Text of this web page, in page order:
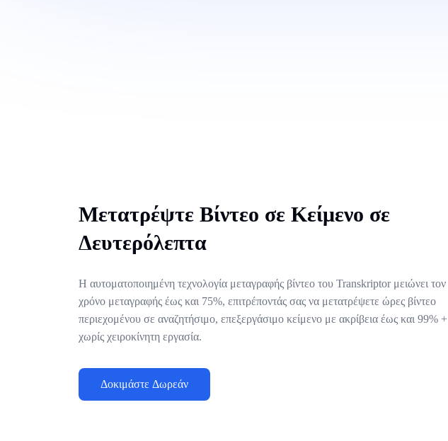
Μετατρέψτε Βίντεο σε Κείμενο σε
Δευτερόλεπτα
Η αυτοματοποιημένη τεχνολογία μεταγραφής βίντεο του Transkriptor μειώνει τον
χρόνο μεταγραφής έως και 75%, επιτρέποντάς σας να μετατρέψετε ώρες βίντεο
περιεχομένου σε αναζητήσιμο, επεξεργάσιμο κείμενο με ακρίβεια έως και 99% +
χωρίς χειροκίνητη εργασία.
Δοκιμάστε Δωρεάν